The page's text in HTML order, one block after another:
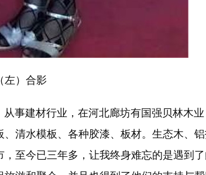
左）合影
事建材行业，在河北廊坊有国强贝林木
清水模板、各种胶漆、板材。生态木、
至今已三年多，让我终身难忘的是遇到